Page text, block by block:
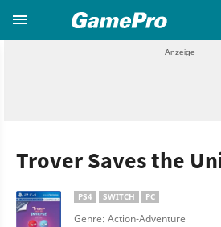
Trover Saves the
PS4 SWITCH PC
Genre: Action-Adventure